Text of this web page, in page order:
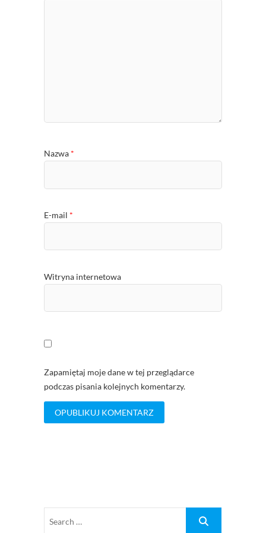
Nazwa *
E-mail *
Witryna internetowa
Zapamiętaj moje dane w tej przeglądarce
podczas pisania kolejnych komentarzy.